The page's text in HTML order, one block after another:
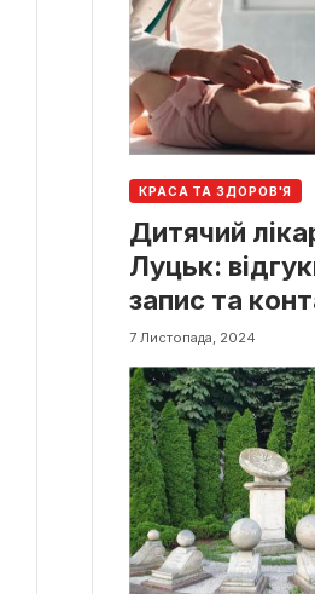
КРАСА ТА ЗДОРОВ'Я
Дитячий
Луцьк:
запис та
7 Листопада, 2024